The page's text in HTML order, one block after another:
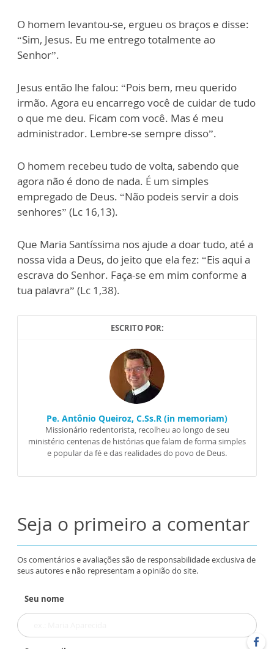
O homem levantou-se, ergueu os braços e disse:
“Sim, Jesus. Eu me entrego totalmente ao
Senhor”.
Jesus então lhe falou: “Pois bem, meu querido
irmão. Agora eu encarrego você de cuidar de tudo
o que me deu. Ficam com você. Mas é meu
administrador. Lembre-se sempre disso”.
O homem recebeu tudo de volta, sabendo que
agora não é dono de nada. É um simples
empregado de Deus. “Não podeis servir a dois
senhores” (Lc 16,13).
Que Maria Santíssima nos ajude a doar tudo, até a
nossa vida a Deus, do jeito que ela fez: “Eis aqui a
escrava do Senhor. Faça-se em mim conforme a
tua palavra” (Lc 1,38).
ESCRITO POR:
Pe. Antônio Queiroz, C.Ss.R (in memoriam)
Missionário redentorista, recolheu ao longo de seu
ministério centenas de histórias que falam de forma simples
e popular da fé e das realidades do povo de Deus.
Seja o primeiro a comentar
Os comentários e avaliações são de responsabilidade exclusiva de
seus autores e não representam a opinião do site.
Seu nome